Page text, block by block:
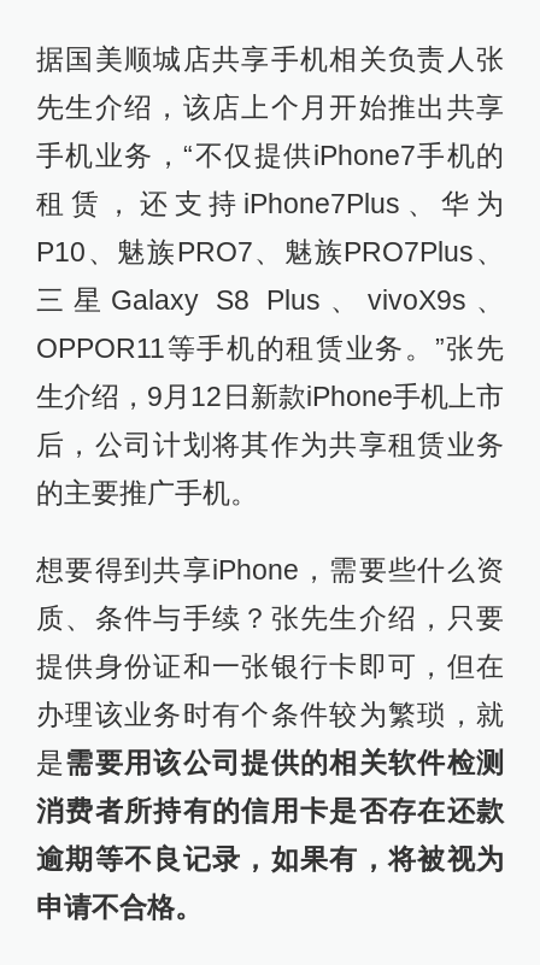
据国美顺城店共享手机相关负责人张
先生介绍，该店上个月开始推出共享
手机业务，“不仅提供iPhone7手机的
租赁，还支持iPhone7Plus、华为
P10、魅族PRO7、魅族PRO7Plus、
三星Galaxy S8 Plus、vivoX9s、
OPPOR11等手机的租赁业务。”张先
生介绍，9月12日新款iPhone手机上市
后，公司计划将其作为共享租赁业务
的主要推广手机。
想要得到共享iPhone，需要些什么资
质、条件与手续？张先生介绍，只要
提供身份证和一张银行卡即可，但在
办理该业务时有个条件较为繁琐，就
是需要用该公司提供的相关软件检测
消费者所持有的信用卡是否存在还款
逾期等不良记录，如果有，将被视为
申请不合格。